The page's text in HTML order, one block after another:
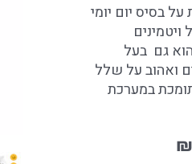
בסיס יום יומי
גם בעל
ואהוב על שלל
במערכת
₪